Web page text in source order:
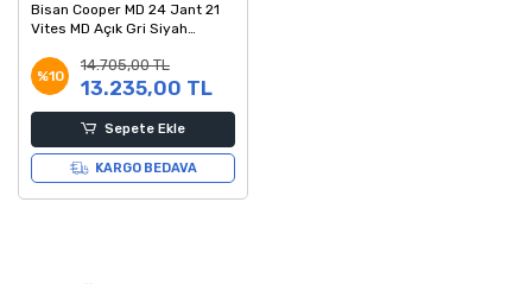
Bisan Cooper MD 24 Jant 21
Vites MD Açık Gri Siyah
Kadro
%10
14.705,00 TL
13.235,00 TL
Sepete Ekle
KARGO BEDAVA